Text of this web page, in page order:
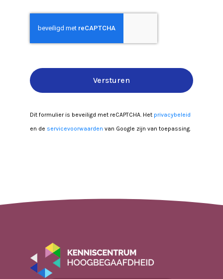
Versturen
Dit formulier is beveiligd met reCAPTCHA. Het privacybeleid
en de servicevoorwaarden van Google zijn van toepassing.